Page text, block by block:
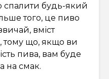
спалити будь-який
того, це пиво
вміст
тому що, якщо ви
пива, вам буде
на смак.